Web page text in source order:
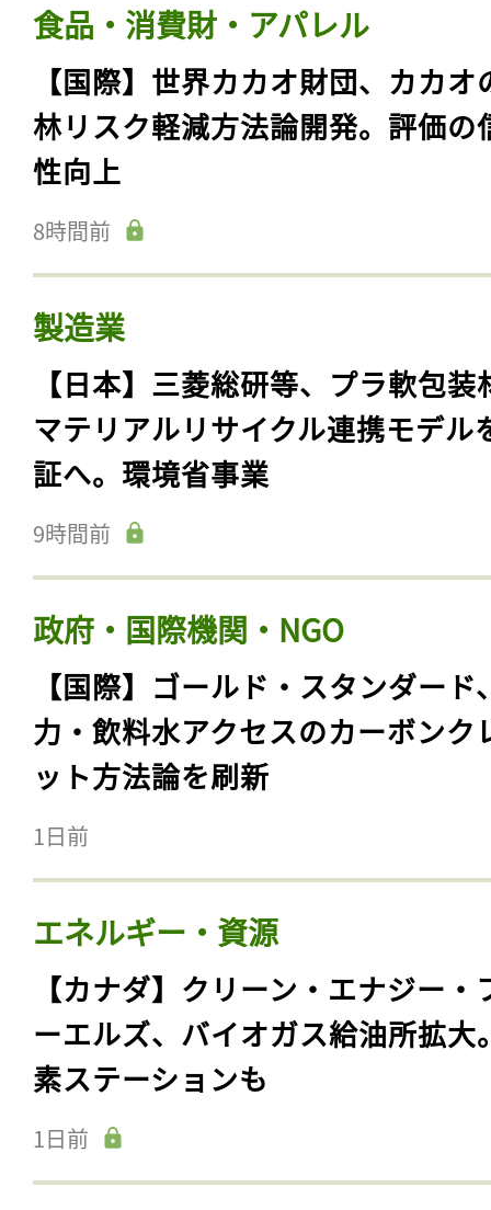
食品・消費財・アパレル
【国際】世界カカオ財団、カカオ
林リスク軽減方法論開発。評価の
性向上
8時間前
製造業
【日本】三菱総研等、プラ軟包装
マテリアルリサイクル連携モデル
証へ。環境省事業
9時間前
政府・国際機関・NGO
【国際】ゴールド・スタンダード
力・飲料水アクセスのカーボンク
ット方法論を刷新
1日前
エネルギー・資源
【カナダ】クリーン・エナジー・
ーエルズ、バイオガス給油所拡大
素ステーションも
1日前